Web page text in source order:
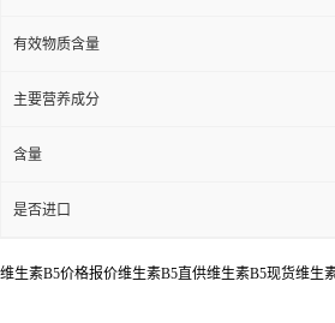
有效物质含量
主要营养成分
含量
是否进口
维生素B5价格报价维生素B5直供维生素B5现货维生